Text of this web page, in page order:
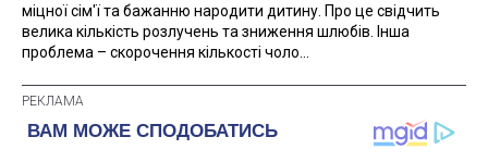
міцної сім'ї та бажанню народити дитину. Про це свідчить
велика кількість розлучень та зниження шлюбів. Інша
проблема – скорочення кількості чоло...